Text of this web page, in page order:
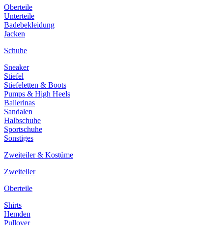
Oberteile
Unterteile
Badebekleidung
Jacken
Schuhe
Sneaker
Stiefel
Stiefeletten & Boots
Pumps & High Heels
Ballerinas
Sandalen
Halbschuhe
Sportschuhe
Sonstiges
Zweiteiler & Kostüme
Zweiteiler
Oberteile
Shirts
Hemden
Pullover